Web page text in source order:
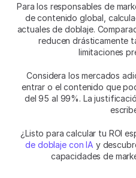
Para los responsables de
de contenido global,
actuales de doblaje.
reducen drásticamente
limitaciones
Considera los mercados
entrar o el contenido que
del 95 al 99%. La
¿Listo para calcular tu ROI
de doblaje con IA y
capacidades de